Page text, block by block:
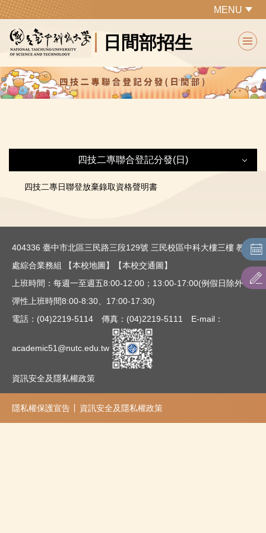
跳
主
要
內
容
區
日間部招生
MENU
四技二專聯合登記分發(日)
四技二專聯合登記分發(日)
最新公告
各系所特色及課程規劃
招生名額查詢
聯合招生：主辦單位連結
表件下載
四技二專日聯登放棄錄取資格聲明書
404336 臺中市北區三民路三段129號 三民校區中科大樓三樓 教務
處綜合業務組
【本校地圖】
【本校交通圖】
上班時間：每週一至週五8:00-12:00；13:00-17:00(例假日除外；
彈性上班時間8:00-8:30、17:00-17:30)
電話：(04)2219-5114 傳真：(04)2219-5111 E-mail：
academic51@nutc.edu.tw
資訊安全及隱私權政策
隱私權保護宣告 資訊安全及隱私權政策